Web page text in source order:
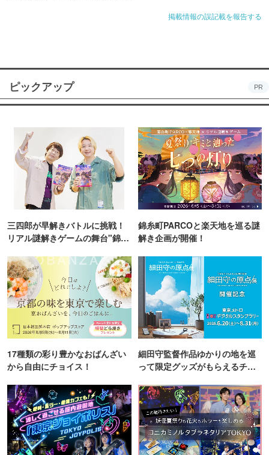
掲載情報の誤記載を報告する
ピックアップ PR
三四郎が早解きバトルに挑戦！
リアル謎解きゲームの舞台"錦糸
錦糸町PARCOと楽天地を巡る謎
解き企画が開催！
17種類の彩り豊かなおばんざい
から自由にチョイス！
細田守監督作品ゆかりの地を巡
って限定グッズがもらえるチャ